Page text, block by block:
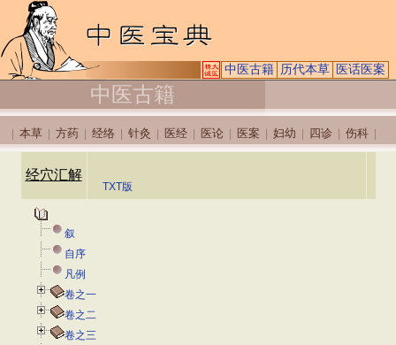
中医古籍 历代本草 医话医案
中医古籍
本草 方药 经络 针灸 医经 医论 医案 妇幼 四诊 伤科
经穴汇解
TXT版
叙
自序
凡例
卷之一
卷之二
卷之三